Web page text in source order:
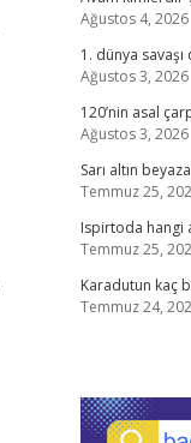
Ağustos 4, 2026
1. dünya
Ağustos 3, 2026
120’nin asal
Ağustos 3, 2026
Sarı altın
Temmuz 25,
Ispirtoda hangi
Temmuz 25,
Karadutun kaç
Temmuz 24,